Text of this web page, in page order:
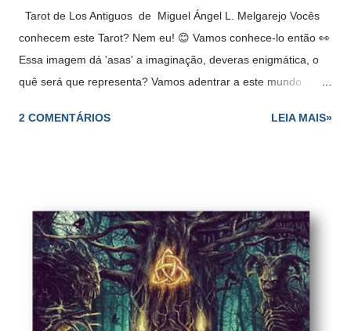
Tarot de Los Antiguos de Miguel Ángel L. Melgarejo Vocês
conhecem este Tarot? Nem eu! 😊 Vamos conhece-lo então 👀
Essa imagem dá 'asas' a imaginação, deveras enigmática, o
quê será que representa? Vamos adentrar a este mundo
e conhecer os Anjos. "O Tarot dos Antigos, uma bela obra de
Bordas lindas, douradas ou prateadas 💖 Segundo um dos
artigos postados na internet mostra que: "O Tarot dos Antigos
contêm 36 Arcanos: - Os 22 Arcanos Maiores - E os 14
Arcanos Perdidos, ou melhor, "protegidos" da humanidade.😲
Os primeiros 22 Arcanos são energias mais cotidianas, que
simbolizam tudo o que tem a ver conosco em um nível
2 COMENTÁRIOS LEIA MAIS»